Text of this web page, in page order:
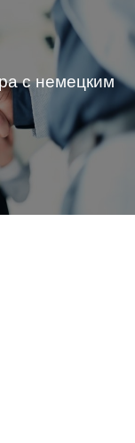
с немецким